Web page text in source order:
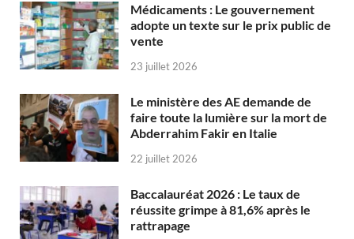
Médicaments : Le gouvernement
adopte un texte sur le prix public de
vente
23 juillet 2026
Le ministère des AE demande de
faire toute la lumière sur la mort de
Abderrahim Fakir en Italie
22 juillet 2026
Baccalauréat 2026 : Le taux de
réussite grimpe à 81,6% après le
rattrapage